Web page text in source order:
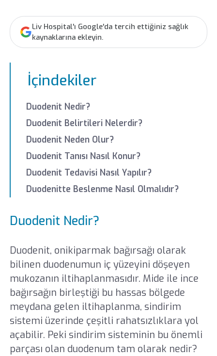
Liv Hospital'ı Google'da tercih ettiğiniz sağlık
kaynaklarına ekleyin.
İçindekiler
Duodenit Nedir?
Duodenit Belirtileri Nelerdir?
Duodenit Neden Olur?
Duodenit Tanısı Nasıl Konur?
Duodenit Tedavisi Nasıl Yapılır?
Duodenitte Beslenme Nasıl Olmalıdır?
Duodenit Nedir?
Duodenit, onikiparmak bağırsağı olarak
bilinen duodenumun iç yüzeyini döşeyen
mukozanın iltihaplanmasıdır. Mide ile ince
bağırsağın birleştiği bu hassas bölgede
meydana gelen iltihaplanma, sindirim
sistemi üzerinde çeşitli rahatsızlıklara yol
açabilir. Peki sindirim sisteminin bu önemli
parçası olan duodenum tam olarak nedir?